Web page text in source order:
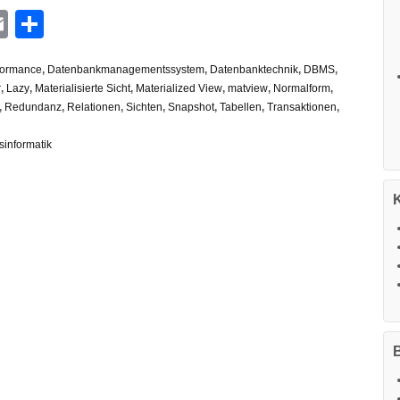
Email
, Datenbankmanagementssystem, Datenbanktechnik, DBMS,
, Lazy, Materialisierte Sicht, Materialized View, matview, Normalform,
, Redundanz, Relationen, Sichten, Snapshot, Tabellen, Transaktionen,